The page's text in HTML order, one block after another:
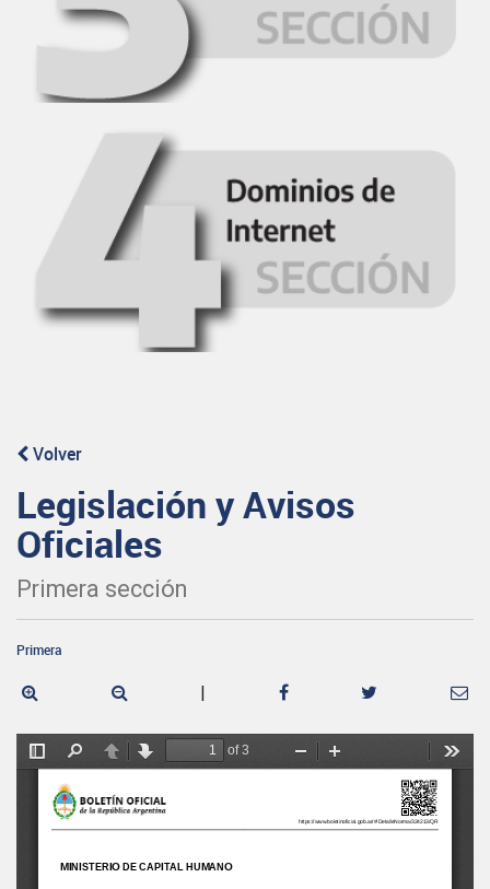
Volver
Legislación y Avisos
Oficiales
Primera sección
Primera
|